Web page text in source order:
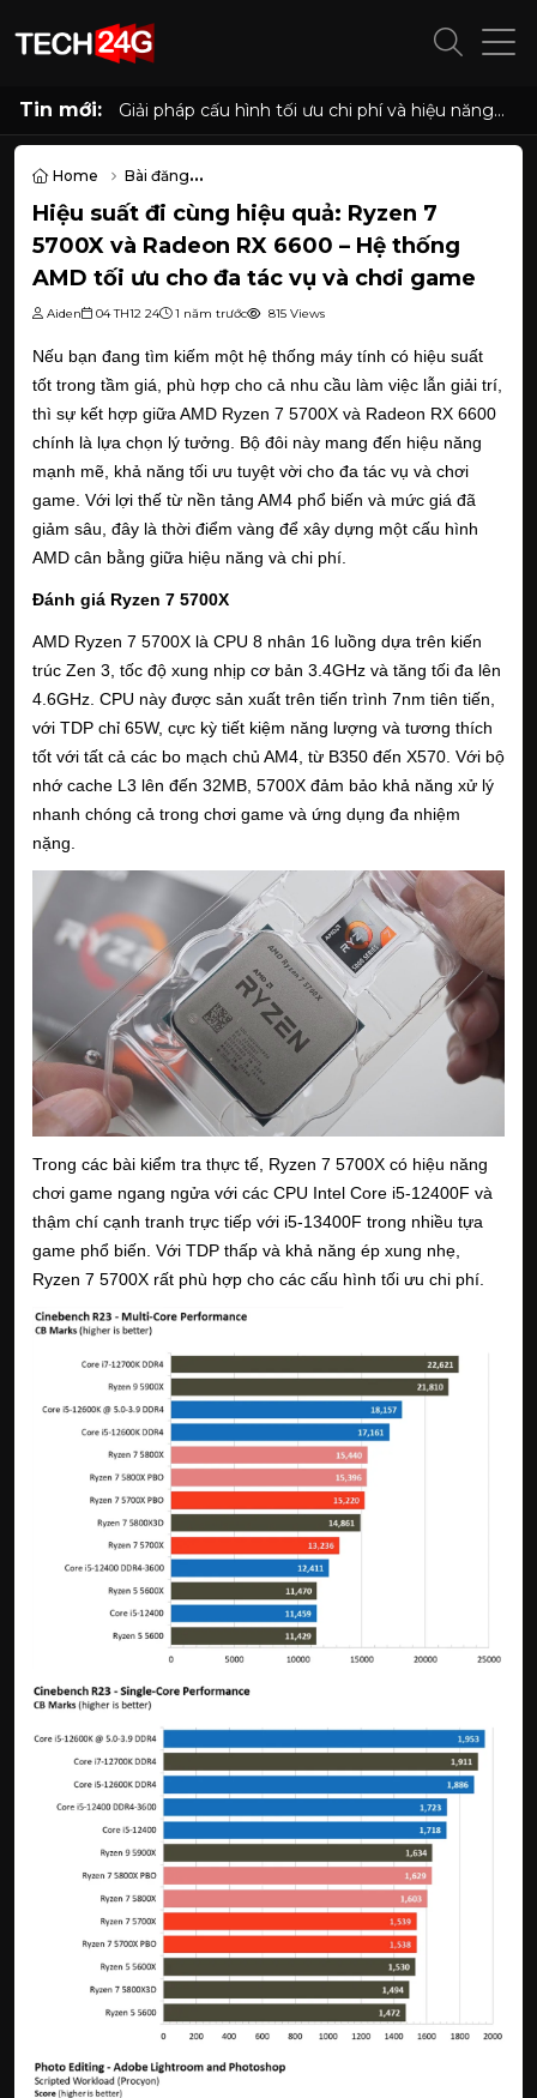
Tin mới:
Giải pháp cấu hình tối ưu chi phí và hiệu năng
cho phòng net hiện đại với AMD Ryzen 7
8GB
Home
Bài đăng
Hiệu suất đi cùng hiệu quả: Ryzen 7 5700X và Radeon RX 6600
Hiệu suất đi cùng hiệu quả: Ryzen 7
5700X và Radeon RX 6600 – Hệ thống
AMD tối ưu cho đa tác vụ và chơi game
Aiden 04 TH12 24 1 năm trước 815 Views
Nếu bạn đang tìm kiếm một hệ thống máy tính có hiệu suất
tốt trong tầm giá, phù hợp cho cả nhu cầu làm việc lẫn giải trí,
thì sự kết hợp giữa AMD Ryzen 7 5700X và Radeon RX 6600
chính là lựa chọn lý tưởng. Bộ đôi này mang đến hiệu năng
mạnh mẽ, khả năng tối ưu tuyệt vời cho đa tác vụ và chơi
game. Với lợi thế từ nền tảng AM4 phổ biến và mức giá đã
giảm sâu, đây là thời điểm vàng để xây dựng một cấu hình
AMD cân bằng giữa hiệu năng và chi phí.
Đánh giá Ryzen 7 5700X
AMD Ryzen 7 5700X là CPU 8 nhân 16 luồng dựa trên kiến
trúc Zen 3, tốc độ xung nhịp cơ bản 3.4GHz và tăng tối đa lên
4.6GHz. CPU này được sản xuất trên tiến trình 7nm tiên tiến,
với TDP chỉ 65W, cực kỳ tiết kiệm năng lượng và tương thích
tốt với tất cả các bo mạch chủ AM4, từ B350 đến X570. Với bộ
nhớ cache L3 lên đến 32MB, 5700X đảm bảo khả năng xử lý
nhanh chóng cả trong chơi game và ứng dụng đa nhiệm
nặng.
Trong các bài kiểm tra thực tế, Ryzen 7 5700X có hiệu năng
chơi game ngang ngửa với các CPU Intel Core i5-12400F và
thậm chí cạnh tranh trực tiếp với i5-13400F trong nhiều tựa
game phổ biến. Với TDP thấp và khả năng ép xung nhẹ,
Ryzen 7 5700X rất phù hợp cho các cấu hình tối ưu chi phí.